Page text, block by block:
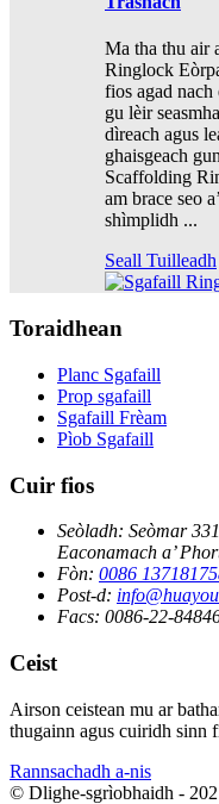
Ma tha thu air
Ringlock
fios agad nach
gu lèir
dìreach agus
ghaisgeach
Scaffolding
am brace seo
shìmplidh ...
Seall Tuilleadh
Toraidhean
Planc Sgafaill
Prop sgafaill
Sgafaill Frèam
Pìob Sgafaill
Cuir fios
Seòladh: Seòmar
Eaconamach a’
Fòn: 0086
Post-d:
Facs: 0086-22-
Ceist
Airson ceistean mu ar
thugainn agus cuiridh sinn
Rannsachadh a-nis
© Dlighe-sgrìobhaidh -